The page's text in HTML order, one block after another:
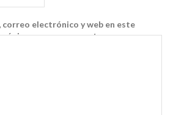
correo electrónico y web en este
vez que comente.